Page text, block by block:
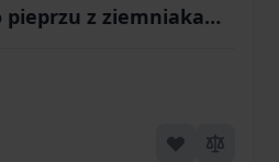
z ziemniakami